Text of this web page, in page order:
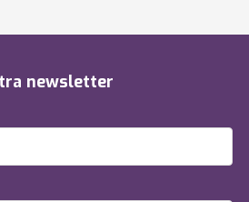
newsletter